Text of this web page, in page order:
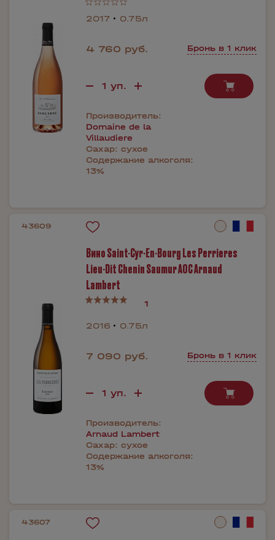
2017 0.75л
4 760 руб. Бронь в 1 клик
Производитель:
Domaine de la
Villaudiere
Сахар: сухое
Содержание алкоголя:
13%
43609
Вино Saint-Cyr-En-Bourg Les Perrieres
Lieu-Dit Chenin Saumur AOC Arnaud
Lambert
1
2016 0.75л
7 090 руб. Бронь в 1 клик
Производитель:
Arnaud Lambert
Сахар: сухое
Содержание алкоголя:
13%
43607